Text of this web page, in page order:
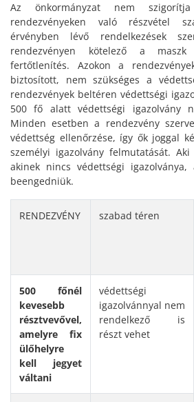
Az önkormányzat nem
rendezvényeken való részvétel
érvényben lévő rendelkezések
rendezvényen kötelező a
fertőtlenítés. Azokon a
biztosított, nem szükséges a
rendezvények beltéren védettségi
500 fő alatt védettségi igazolvány
Minden esetben a rendezvény
védettség ellenőrzése, így ők joggal
személyi igazolvány felmutatását.
akinek nincs védettségi
beengedniük.
RENDEZVÉNY szabad téren
500 főnél
kevesebb
résztvevővel,
amelyre
fix
ülőhelyre
kell jegyet
váltani
védettségi
igazolvánnyal nem
rendelkező is
részt vehet